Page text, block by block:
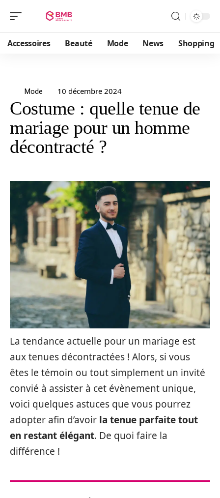
Accessoires Beauté Mode News Shopping
Mode 10 décembre 2024
Costume : quelle tenue de
mariage pour un homme
décontracté ?
La tendance actuelle pour un mariage est
aux tenues décontractées ! Alors, si vous
êtes le témoin ou tout simplement un invité
convié à assister à cet évènement unique,
voici quelques astuces que vous pourrez
adopter afin d’avoir la tenue parfaite tout
en restant élégant. De quoi faire la
différence !